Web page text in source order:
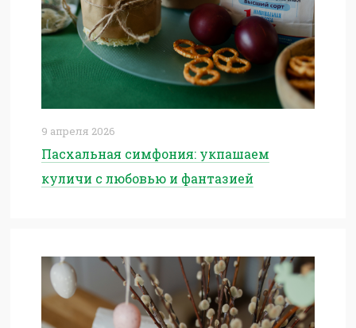
9 апреля 2026
Пасхальная симфония: укпашаем
куличи с любовью и фантазией